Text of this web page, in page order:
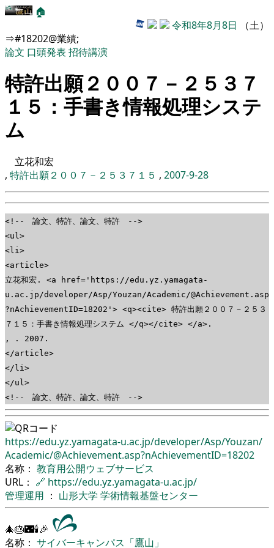
🏠
令和8年8月8日 （土）
⇒#18202@業績;
論文 口頭発表 招待講演
特許出願２００７－２５３７
１５：手書き情報処理システ
ム
立花和宏
, 特許出願２００７－２５３７１５ , 2007-9-28
<!-- 論文、特許、論文、特許 -->
<ul>
<li>
<article>
立花和宏. <a href='https://edu.yz.yamagata-
u.ac.jp/developer/Asp/Youzan/Academic/@Achievement.asp
?nAchievementID=18202'> <q><cite> 特許出願２００７－２５３
７１５：手書き情報処理システム </q></cite> </a>.
, . 2007.
</article>
</li>
</ul>
<!-- 論文、特許、論文、特許 -->
https://edu.yz.yamagata-u.ac.jp/developer/Asp/Youzan/
Academic/@Achievement.asp?nAchievementID=18202
名称： 教育用公開ウェブサービス
URL： 🔗 https://edu.yz.yamagata-u.ac.jp/
管理運用 ： 山形大学 学術情報基盤センター
🎄🎂🌃🕯🎉
名称： サイバーキャンパス「鷹山」